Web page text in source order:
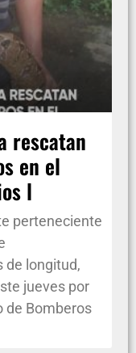
rescatan
en el
l
perteneciente
de longitud,
jueves por
de Bomberos